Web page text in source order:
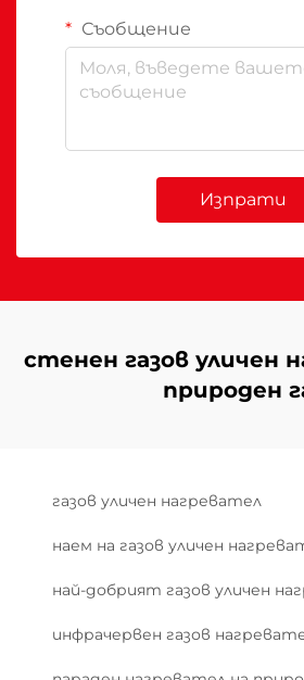
Съобщение
Изпрати
стенен газов уличен
природен
газов уличен нагревател
наем на газов уличен
най-добрият газов уличен
инфрачервен газов